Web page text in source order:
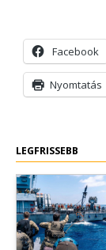
Facebook
Nyomtatás
LEGFRISSEBB